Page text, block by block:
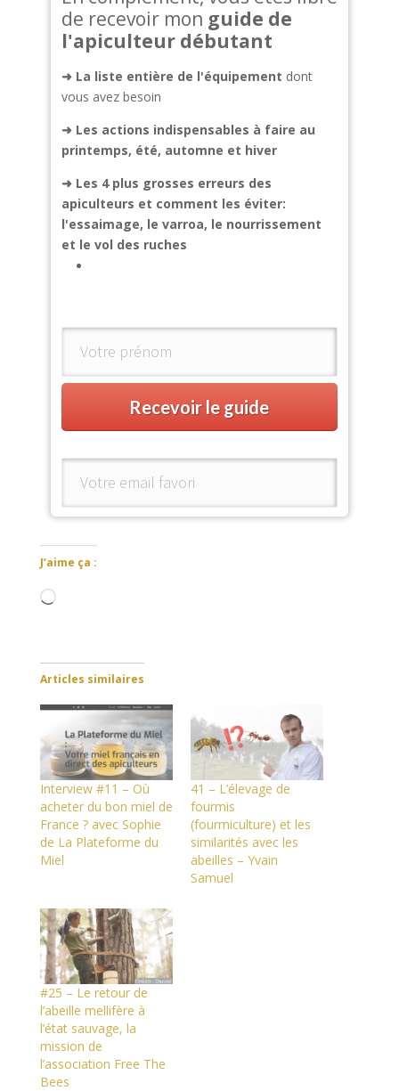
de recevoir mon guide de
l'apiculteur débutant
➜ La liste entière de l'équipement dont
vous avez besoin
➜Les actions indispensables à faire au
printemps, été, automne et hiver
➜ Les 4 plus grosses erreurs des
apiculteurs et comment les éviter:
l'essaimage, le varroa, le nourrissement
et le vol des ruches
Recevoir le guide
J’aime ça :
Chargement…
Articles similaires
Interview #11 – Où
acheter du bon miel de
France ? avec Sophie
de La Plateforme du
Miel
41 – L’élevage de
fourmis
(fourmiculture) et les
similarités avec les
abeilles – Yvain
Samuel
#25 – Le retour de
l’abeille mellifère à
l’état sauvage, la
mission de
l’association Free The
Bees